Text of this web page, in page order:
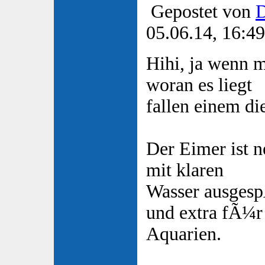
Gepostet von
05.06.14, 16:49
Hihi, ja wenn
woran es liegt
fallen einem
Der Eimer ist
mit klaren
Wasser
und extra fÃ¼r
Aquarien.